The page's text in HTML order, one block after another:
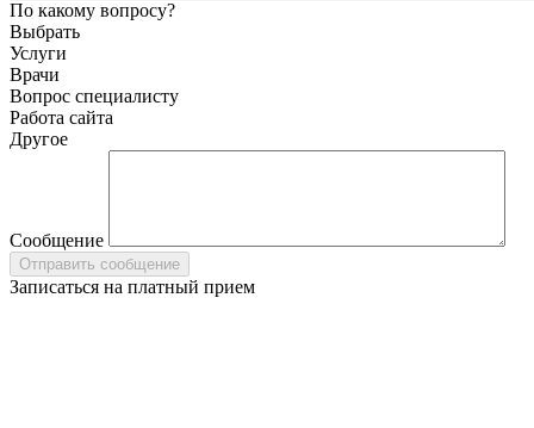
По какому вопросу?
Выбрать
Услуги
Врачи
Вопрос специалисту
Работа сайта
Другое
Сообщение
Записаться на платный прием